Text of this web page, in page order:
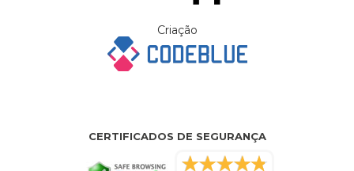
Criação
CERTIFICADOS DE SEGURANÇA